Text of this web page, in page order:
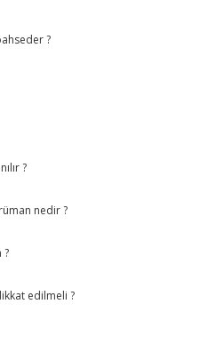
?
?
nedir ?
?
edilmeli ?